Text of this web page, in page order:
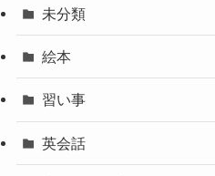
未分類
絵本
習い事
英会話